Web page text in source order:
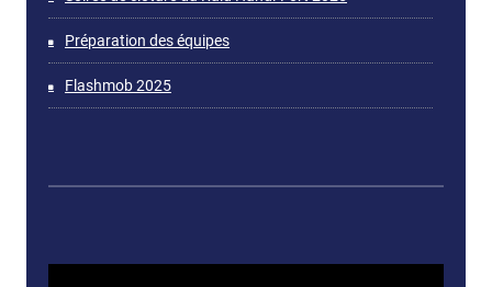
Préparation des équipes
Flashmob 2025